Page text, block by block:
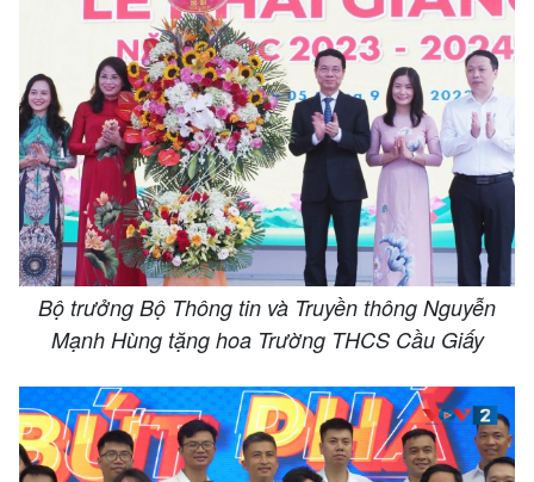
Bộ trưởng Bộ Thông tin và Truyền thông Nguyễn
Mạnh Hùng tặng hoa Trường THCS Cầu Giấy